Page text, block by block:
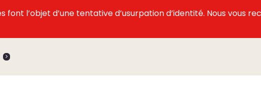
font l’objet d’une tentative d’usurpation d’identité. Nous vous